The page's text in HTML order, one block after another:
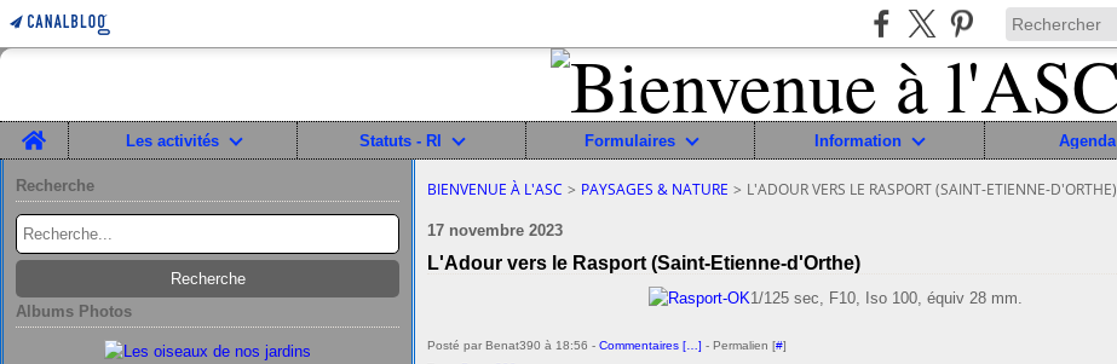
Home
Les activités Statuts - RI Formulaires Information Agenda
Recherche
Albums Photos
BIENVENUE À L'ASC > PAYSAGES & NATURE > L'ADOUR VERS LE RASPORT (SAINT-ETIENNE-D'ORTHE)
17 novembre 2023
L'Adour vers le Rasport (Saint-Etienne-d'Orthe)
1/125 sec, F10, Iso 100, équiv 28 mm.
Posté par Benat390 à 18:56 - Commentaires [ ] - Permalien [#]